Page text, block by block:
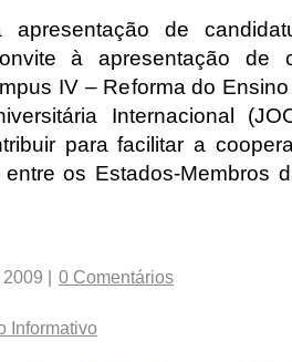
de
à apresentação de
IV – Reforma do
Internacional
para facilitar a
os Estados-Membros
|
0 Comentários
Informativo